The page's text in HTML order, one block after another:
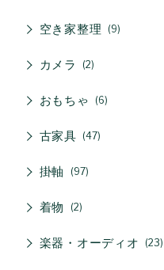
空き家整理 9
カメラ 2
おもちゃ 6
古家具 47
掛軸 97
着物 2
楽器・オーディオ 23